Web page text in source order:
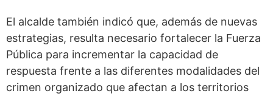
El alcalde también indicó que, además de nuevas
estrategias, resulta necesario fortalecer la Fuerza
Pública para incrementar la capacidad de
respuesta frente a las diferentes modalidades del
crimen organizado que afectan a los territorios